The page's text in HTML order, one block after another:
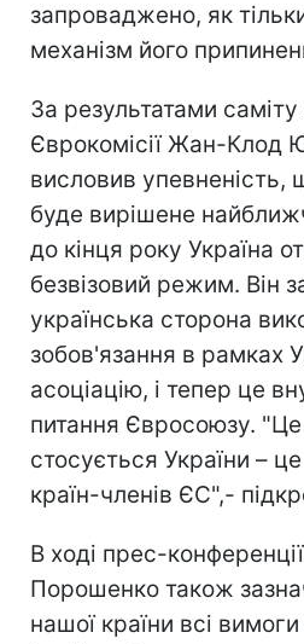
запроваджено, як
механізм його
За результатами
Єврокомісії Жан-Клод
висловив упевненість,
буде вирішене
до кінця року Україна
безвізовий режим. Він
українська сторона
зобов'язання в рамках
асоціацію, і тепер це
питання Євросоюзу.
стосується України –
країн-членів ЄС",-
В ході прес-
Порошенко також
нашої країни всі